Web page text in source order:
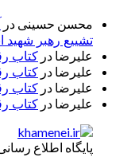
محسن حسینی در
تشییع رهبر شهید
علیرضا در کتاب
علیرضا در کتاب
علیرضا در کتاب
علیرضا در کتاب
پایگاه اطلاع